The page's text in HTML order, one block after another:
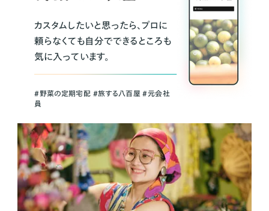
カスタムしたいと思ったら、プロに
頼らなくても自分でできるところも
気に入っています。
＃野菜の定期宅配 ＃旅する八百屋 ＃元会社
員